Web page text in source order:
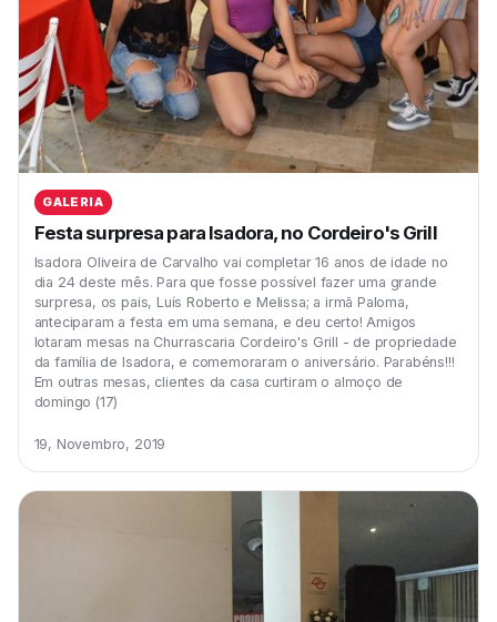
GALERIA
Festa surpresa para Isadora, no Cordeiro's Grill
Isadora Oliveira de Carvalho vai completar 16 anos de idade no
dia 24 deste mês. Para que fosse possível fazer uma grande
surpresa, os pais, Luís Roberto e Melissa; a irmã Paloma,
anteciparam a festa em uma semana, e deu certo! Amigos
lotaram mesas na Churrascaria Cordeiro's Grill - de propriedade
da família de Isadora, e comemoraram o aniversário. Parabéns!!!
Em outras mesas, clientes da casa curtiram o almoço de
domingo (17)
19, Novembro, 2019